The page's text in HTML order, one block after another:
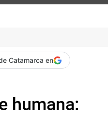
Catamarca en
humana: